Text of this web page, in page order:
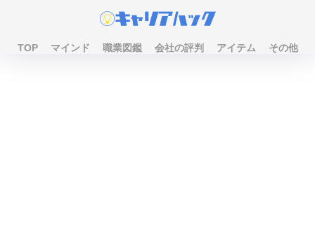
TOP マインド 職業図鑑 会社の評判 アイテム その他